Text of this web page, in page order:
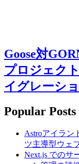
Goose対
プロジェク
イグレーシ
Popular Posts
Astroアイラン
ツ主導型ウェ
Next.js でのサ